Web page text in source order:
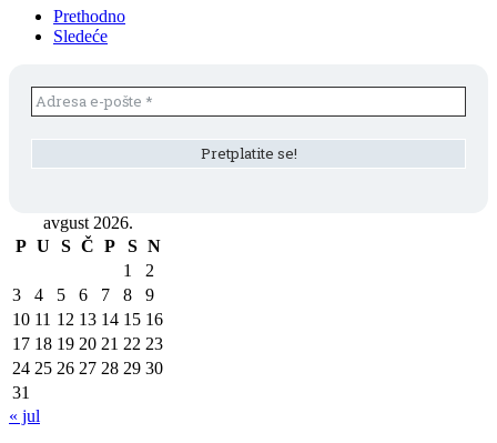
Prethodno
Sledeće
avgust 2026.
P U S Č P S N
1
2
3
4 5 6 7 8
9
10 11 12 13 14 15 16
17 18 19 20 21 22 23
24 25 26 27 28 29 30
31
« jul